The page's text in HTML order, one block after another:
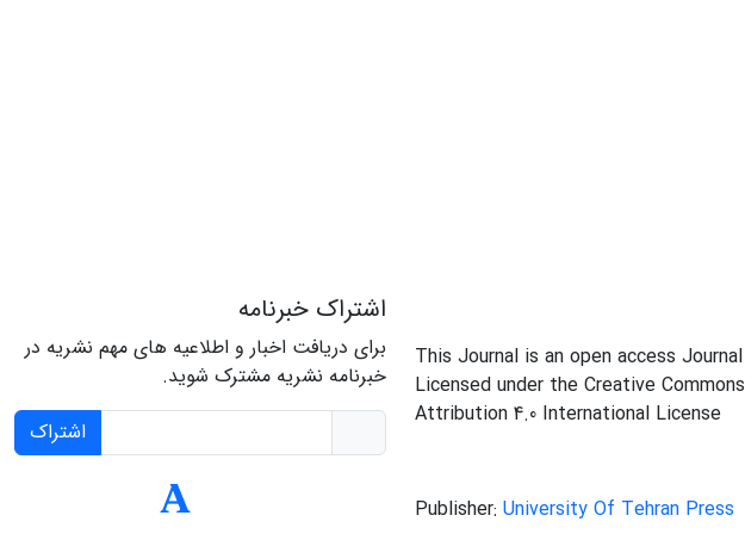
This Journal is an open access Journal
Licensed under the Creative Commons
Attribution 4.0 International License
Publisher: University Of Tehran Press
اشتراک خبرنامه
برای دریافت اخبار و اطلاعیه های مهم نشریه در
خبرنامه نشریه مشترک شوید.
اشتراک